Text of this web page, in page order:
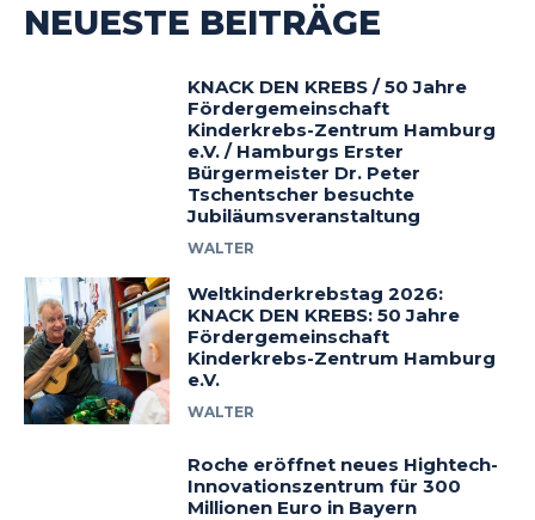
NEUESTE BEITRÄGE
KNACK DEN KREBS / 50 Jahre
Fördergemeinschaft
Kinderkrebs-Zentrum Hamburg
e.V. / Hamburgs Erster
Bürgermeister Dr. Peter
Tschentscher besuchte
Jubiläumsveranstaltung
WALTER
Weltkinderkrebstag 2026:
KNACK DEN KREBS: 50 Jahre
Fördergemeinschaft
Kinderkrebs-Zentrum Hamburg
e.V.
WALTER
Roche eröffnet neues Hightech-
Innovationszentrum für 300
Millionen Euro in Bayern